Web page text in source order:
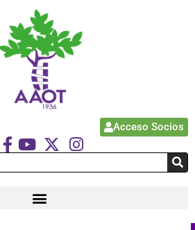
Acceso Socios